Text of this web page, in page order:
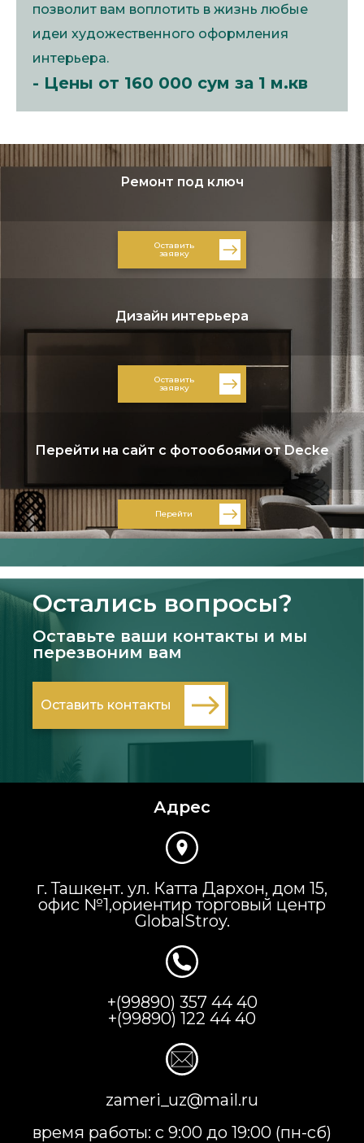
позволит вам воплотить в жизнь любые
идеи художественного оформления
интерьера.
- Цены от 160 000 сум за 1 м.кв
Ремонт под ключ
Оставить
заявку
Дизайн интерьера
Оставить
заявку
Перейти на сайт с фотообоями от Decke
Перейти
Остались вопросы?
Оставьте ваши контакты и мы
перезвоним вам
Оставить контакты
Адрес
г. Ташкент. ул. Катта Дархон, дом 15,
офис №1,ориентир торговый центр
GlobalStroy.
+(99890) 357 44 40
+(99890) 122 44 40
zameri_uz@mail.ru
время работы: с 9:00 до 19:00 (пн-сб)